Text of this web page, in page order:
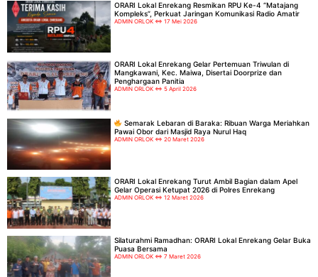
ORARI Lokal Enrekang Resmikan RPU Ke-4 “Matajang
Kompleks”, Perkuat Jaringan Komunikasi Radio Amatir
ADMIN ORLOK 17 Mei 2026
ORARI Lokal Enrekang Gelar Pertemuan Triwulan di
Mangkawani, Kec. Maiwa, Disertai Doorprize dan
Penghargaan Panitia
ADMIN ORLOK 5 April 2026
Semarak Lebaran di Baraka: Ribuan Warga Meriahkan
Pawai Obor dari Masjid Raya Nurul Haq
ADMIN ORLOK 20 Maret 2026
ORARI Lokal Enrekang Turut Ambil Bagian dalam Apel
Gelar Operasi Ketupat 2026 di Polres Enrekang
ADMIN ORLOK 12 Maret 2026
Silaturahmi Ramadhan: ORARI Lokal Enrekang Gelar Buka
Puasa Bersama
ADMIN ORLOK 7 Maret 2026